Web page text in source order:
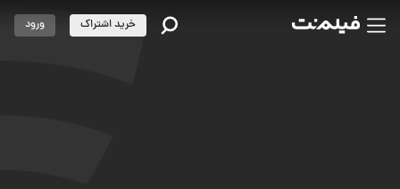
خرید اشتراک ورود